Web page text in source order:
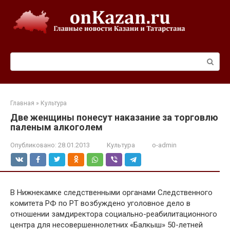
контенту
Главная » Культура
Две женщины понесут наказание за торговлю
паленым алкоголем
Опубликовано: 28.01.2013 Культура o-admin
В Нижнекамке следственными органами Следственного
комитета РФ по РТ возбуждено уголовное дело в
отношении замдиректора социально-реабилитационного
центра для несовершеннолетних «Балкыш» 50-летней